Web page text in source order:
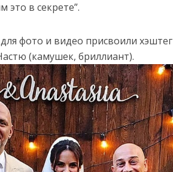
это в секрете”.
фото и видео присвоили
(камушек, бриллиант).